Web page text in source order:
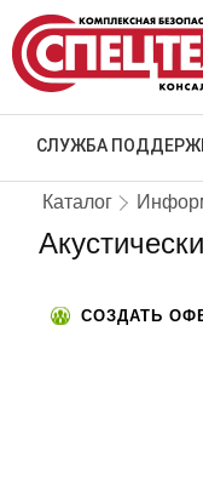
СЛУЖБА
Каталог
СОЗДАТЬ